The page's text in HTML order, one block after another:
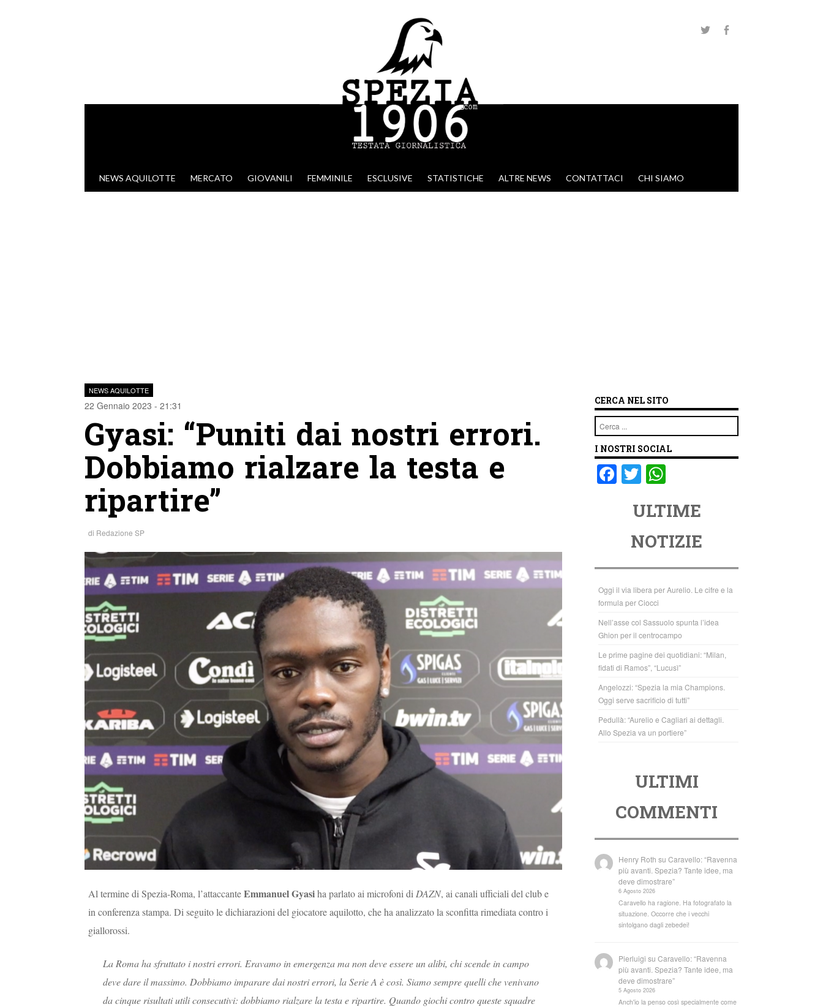
VAI AL CONTENUTO
NEWS AQUILOTTE MERCATO GIOVANILI FEMMINILE ESCLUSIVE STATISTICHE ALTRE NEWS CONTATTACI CHI SIAMO
NEWS AQUILOTTE
22 Gennaio 2023 - 21:31
Gyasi: “Puniti dai nostri errori.
Dobbiamo rialzare la testa e
ripartire”
di Redazione SP
Al termine di Spezia-Roma, l’attaccanteEmmanuel Gyasiha parlato ai microfoni di DAZN, ai canali ufficiali del club e
in conferenza stampa. Di seguito le dichiarazioni del giocatore aquilotto, che ha analizzato la sconfitta rimediata contro i
giallorossi.
La Roma ha sfruttato i nostri errori. Eravamo in emergenza ma non deve essere un alibi, chi scende in campo
deve dare il massimo. Dobbiamo imparare dai nostri errori, la Serie A è così. Siamo sempre quelli che venivano
da cinque risultati utili consecutivi: dobbiamo rialzare la testa e ripartire. Quando giochi contro queste squadre
CERCA NEL SITO
Cerca
I NOSTRI SOCIAL
F
o
o
k
T
tt
er
at
s
A
p
p
ULTIME
NOTIZIE
Oggi il via libera per Aurelio. Le cifre e la
formula per Ciocci
Nell’asse col Sassuolo spunta l’idea
Ghion per il centrocampo
Le prime pagine dei quotidiani: “Milan,
fidati di Ramos”, “Lucusì”
Angelozzi: “Spezia la mia Champions.
Oggi serve sacrificio di tutti”
Pedullà: “Aurelio e Cagliari ai dettagli.
Allo Spezia va un portiere”
ULTIMI
COMMENTI
Henry Roth suCaravello: “Ravenna
più avanti. Spezia? Tante idee, ma
deve dimostrare”
6 Agosto 2026
Caravello ha ragione. Ha fotografato la
situazione. Occorre che i vecchi
sintolgano dagli zebedei!
Pierluigi suCaravello: “Ravenna
più avanti. Spezia? Tante idee, ma
deve dimostrare”
5 Agosto 2026
Anch'io la penso così specialmente come